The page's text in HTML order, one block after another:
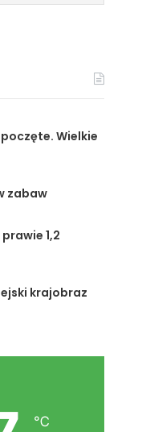
Wielkie
zabaw
1,2
krajobraz
℃